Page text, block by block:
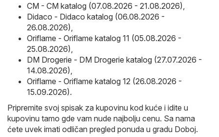
CM - CM katalog (07.08.2026 - 21.08.2026)
Didaco - Didaco katalog (06.08.2026 -
26.08.2026)
Oriflame - Oriflame katalog 11 (05.08.2026 -
25.08.2026)
DM Drogerie - DM Drogerie katalog (27.07.2026 -
14.08.2026)
Oriflame - Oriflame katalog 12 (26.08.2026 -
15.09.2026).
Pripremite svoj spisak za kupovinu kod kuće i idite u
kupovinu tamo gde vam nude najbolju cenu. Sa nama
ćete uvek imati odličan pregled ponuda u gradu Doboj.